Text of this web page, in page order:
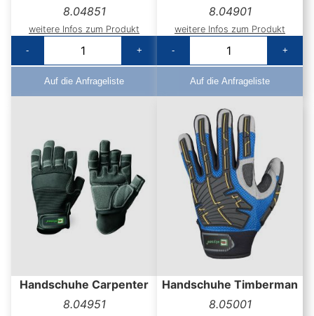
8.04851
weitere Infos zum Produkt
-
+
Auf die Anfrageliste
8.04901
weitere Infos zum Produkt
-
+
Auf die Anfrageliste
Handschuhe Carpenter
8.04951
Handschuhe Timberman
8.05001